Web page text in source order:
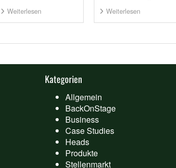
Weiterlesen Weiterlesen
Kategorien
Allgemein
BackOnStage
Business
Case Studies
Heads
Produkte
Stellenmarkt